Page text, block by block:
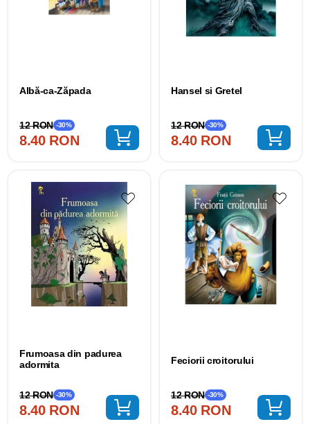
Albă-ca-Zăpada
8.40 RON
12 RON -30%
Hansel si Gretel
8.40 RON
12 RON -30%
Frumoasa din padurea
adormita
8.40 RON
12 RON -30%
Feciorii croitorului
8.40 RON
12 RON -30%